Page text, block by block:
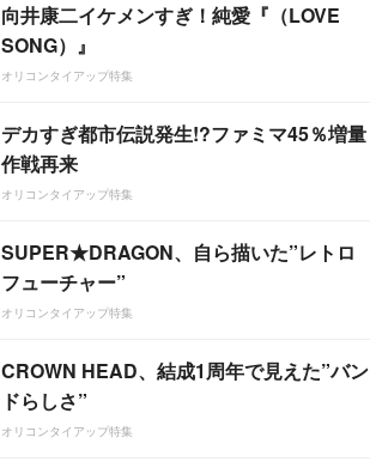
向井康二イケメンすぎ！純愛『（LOVE
SONG）』
オリコンタイアップ特集
デカすぎ都市伝説発生!?ファミマ45％増量
作戦再来
オリコンタイアップ特集
SUPER★DRAGON、自ら描いた”レトロ
フューチャー”
オリコンタイアップ特集
CROWN HEAD、結成1周年で見えた”バン
ドらしさ”
オリコンタイアップ特集